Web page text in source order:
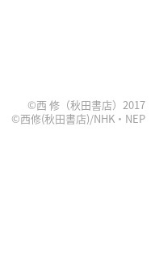
©西 修（秋田書店）2017
©西修(秋田書店)/NHK・NEP